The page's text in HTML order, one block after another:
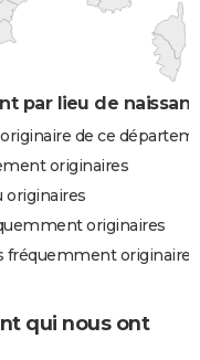
par lieu de
de ce
originaires
originaires
originaires
originaires
qui nous ont